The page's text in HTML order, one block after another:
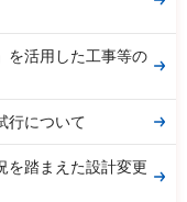
を活用した工事等の
行について
を踏まえた設計変更